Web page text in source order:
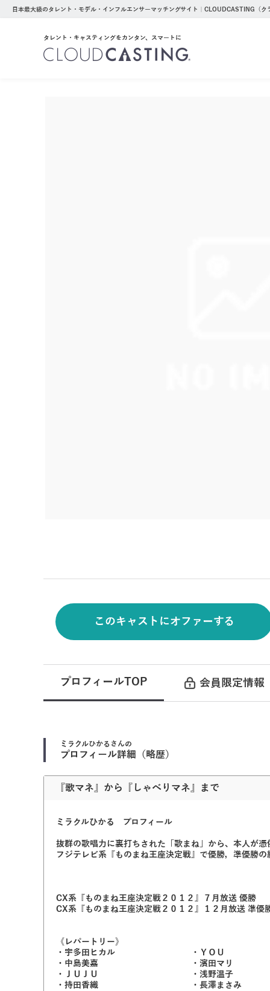
日本最大級のタレント・モデル・インフルエンサーマッチングサイト｜CLOUDCASTING（ク
タレント・キャスティングをカンタン、スマートに
このキャストにオファーする
プロフィールTOP 会員限定情報
ミラクルひかる さんの
プロフィール詳細（略歴）
『歌マネ』から『しゃべりマネ』まで
ミラクルひかる プロフィール
抜群の歌唱力に裏打ちされた「歌まね」から、本人が
フジテレビ系『ものまね王座決定戦』で優勝，準優勝の
CX系『ものまね王座決定戦２０１２』７月放送 優勝
CX系『ものまね王座決定戦２０１２』１２月放送 準優
《レパートリー》
・宇多田ヒカル ・ＹＯＵ
・中島美嘉 ・濱田マリ
・ＪＵＪＵ ・浅野温子
・持田香織 ・長澤まさみ